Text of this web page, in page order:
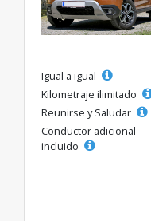
Igual a igual
Kilometraje ilimitado
Reunirse y Saludar
Conductor adicional
incluido